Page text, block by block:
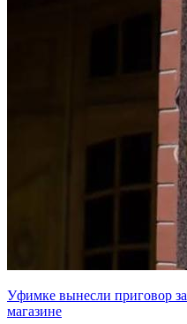
Уфимке вынесли приговор
магазине